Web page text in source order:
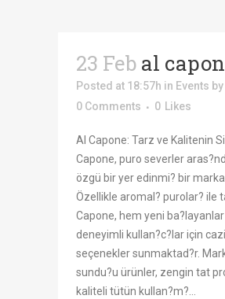
23 Feb al
Posted at 18:57h in Events by
0 Comments
0 Likes
Al Capone: Tarz ve Kalitenin
Capone, puro severler
özgü bir yer edinmi? bir
Özellikle aromal? purolar? ile
Capone, hem yeni
deneyimli kullan?c?lar için
seçenekler sunmaktad?r.
sundu?u ürünler, zengin tat
kaliteli tütün kullan?m?...